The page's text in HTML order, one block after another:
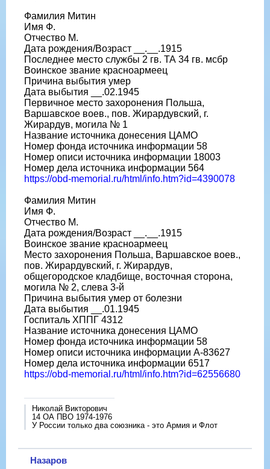
Фамилия Митин
Имя Ф.
Отчество М.
Дата рождения/Возраст __.__.1915
Последнее место службы 2 гв. ТА 34 гв. мсбр
Воинское звание красноармеец
Причина выбытия умер
Дата выбытия __.02.1945
Первичное место захоронения Польша,
Варшавское воев., пов. Жирардувский, г.
Жирардув, могила № 1
Название источника донесения ЦАМО
Номер фонда источника информации 58
Номер описи источника информации 18003
Номер дела источника информации 564
https://obd-memorial.ru/html/info.htm?id=4390078
Фамилия Митин
Имя Ф.
Отчество М.
Дата рождения/Возраст __.__.1915
Воинское звание красноармеец
Место захоронения Польша, Варшавское воев.,
пов. Жирардувский, г. Жирардув,
общегородское кладбище, восточная сторона,
могила № 2, слева 3-й
Причина выбытия умер от болезни
Дата выбытия __.01.1945
Госпиталь ХППГ 4312
Название источника донесения ЦАМО
Номер фонда источника информации 58
Номер описи источника информации А-83627
Номер дела источника информации 6517
https://obd-memorial.ru/html/info.htm?id=62556680
Николай Викторович
14 ОА ПВО 1974-1976
У России только два союзника - это Армия и Флот
Назаров